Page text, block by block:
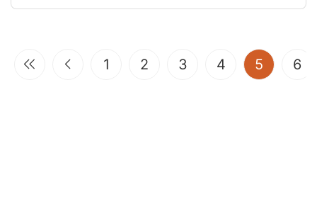
1 2 3 4 5 6